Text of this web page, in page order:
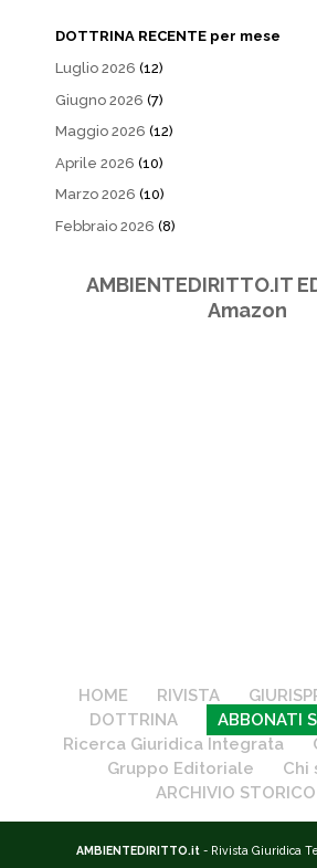
DOTTRINA RECENTE per mese
Luglio 2026 (12)
Giugno 2026 (7)
Maggio 2026 (12)
Aprile 2026 (10)
Marzo 2026 (10)
Febbraio 2026 (8)
AMBIENTEDIRITTO.IT
Amazon
HOME RIVISTA
DOTTRINA
ABBONATI
Ricerca Giuridica Integrata
Gruppo Editoriale
Chi
ARCHIVIO STORICO
AMBIENTEDIRITTO.it - Rivista Giuridica